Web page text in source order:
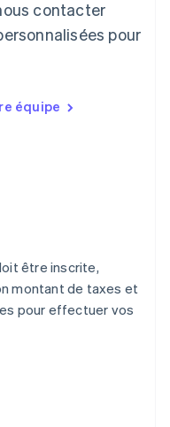
contacter
pour
équipe
être inscrite,
montant de taxes et
pour effectuer vos